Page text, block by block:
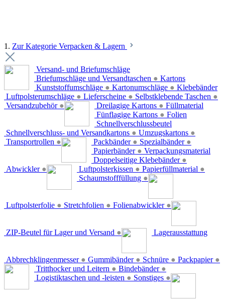
1. Zur Kategorie Verpacken & Lagern
Versand- und Briefumschläge
Briefumschläge und Versandtaschen ●
Kunststoffumschläge ● Kartonumschläge ●
Luftpolsterumschläge ● Lieferscheine ● Selbstklebende Taschen ●
Versandzubehör ●
Kartons
Dreilagige Kartons ●
Fünflagige Kartons ●
Schnellverschluss- und Versandkartons ● Umzugskartons ●
Transportrollen ●
Klebebänder
Packbänder ● Spezialbänder ●
Papierbänder ●
Doppelseitige Klebebänder ●
Abwickler ●
Füllmaterial
Luftpolsterkissen ● Papierfüllmaterial ●
Schaumstofffüllung ●
Folien
Luftpolsterfolie ● Stretchfolien ● Folienabwickler ●
Schnellverschlussbeutel
ZIP-Beutel für Lager und Versand ●
Verpackungsmaterial
Abbrechklingenmesser ● Gummibänder ● Schnüre ● Packpapier ●
Lagerausstattung
Tritthocker und Leitern ● Bindebänder ●
Logistiktaschen und -leisten ● Sonstiges ●